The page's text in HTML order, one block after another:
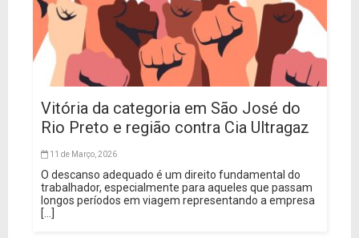
Vitória da categoria em São José do
Rio Preto e região contra Cia Ultragaz
11 de Março, 2026
O descanso adequado é um direito fundamental do
trabalhador, especialmente para aqueles que passam
longos períodos em viagem representando a empresa
[...]